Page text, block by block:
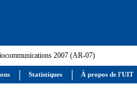
2007 (AR-07)
Statistiques À propos de l'UIT